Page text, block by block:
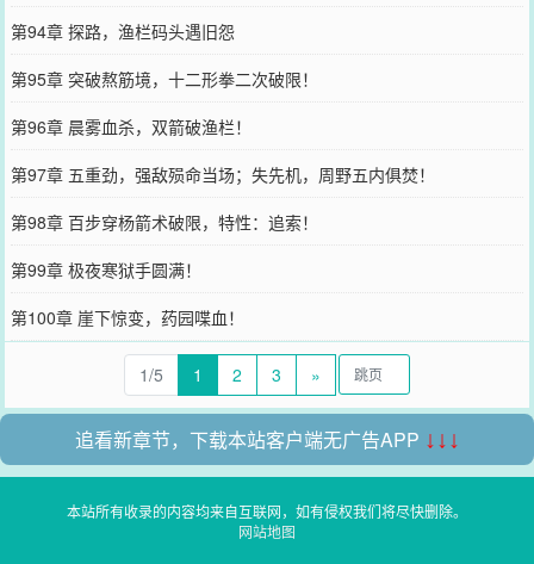
第94章 探路，渔栏码头遇旧怨
第95章 突破熬筋境，十二形拳二次破限！
第96章 晨雾血杀，双箭破渔栏！
第97章 五重劲，强敌殒命当场；失先机，周野五内俱焚！
第98章 百步穿杨箭术破限，特性：追索！
第99章 极夜寒狱手圆满！
第100章 崖下惊变，药园喋血！
1/5 1 2 3 »
追看新章节，下载本站客户端无广告APP ↓↓↓
本站所有收录的内容均来自互联网，如有侵权我们将尽快删除。
网站地图